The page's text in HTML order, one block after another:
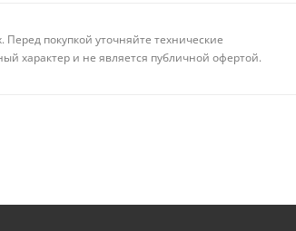
покупкой уточняйте технические
характер и не является публичной офертой.